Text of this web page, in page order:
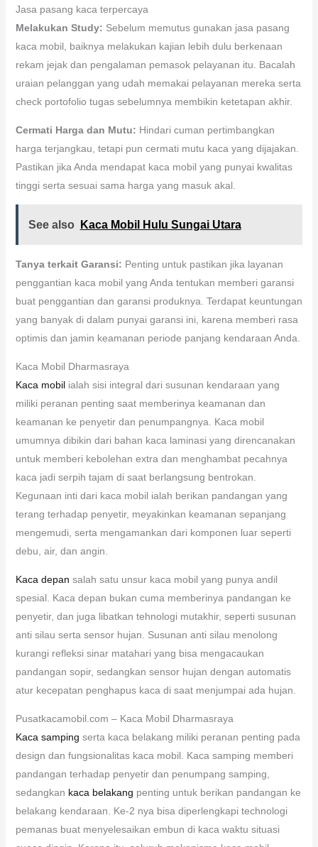
Jasa pasang kaca terpercaya
Melakukan Study: Sebelum memutus gunakan jasa pasang
kaca mobil, baiknya melakukan kajian lebih dulu berkenaan
rekam jejak dan pengalaman pemasok pelayanan itu. Bacalah
uraian pelanggan yang udah memakai pelayanan mereka serta
check portofolio tugas sebelumnya membikin ketetapan akhir.
Cermati Harga dan Mutu: Hindari cuman pertimbangkan
harga terjangkau, tetapi pun cermati mutu kaca yang dijajakan.
Pastikan jika Anda mendapat kaca mobil yang punyai kwalitas
tinggi serta sesuai sama harga yang masuk akal.
See also Kaca Mobil Hulu Sungai Utara
Tanya terkait Garansi: Penting untuk pastikan jika layanan
penggantian kaca mobil yang Anda tentukan memberi garansi
buat penggantian dan garansi produknya. Terdapat keuntungan
yang banyak di dalam punyai garansi ini, karena memberi rasa
optimis dan jamin keamanan periode panjang kendaraan Anda.
Kaca Mobil Dharmasraya
Kaca mobilialah sisi integral dari susunan kendaraan yang
miliki peranan penting saat memberinya keamanan dan
keamanan ke penyetir dan penumpangnya. Kaca mobil
umumnya dibikin dari bahan kaca laminasi yang direncanakan
untuk memberi kebolehan extra dan menghambat pecahnya
kaca jadi serpih tajam di saat berlangsung bentrokan.
Kegunaan inti dari kaca mobil ialah berikan pandangan yang
terang terhadap penyetir, meyakinkan keamanan sepanjang
mengemudi, serta mengamankan dari komponen luar seperti
debu, air, dan angin.
Kaca depan salah satu unsur kaca mobil yang punya andil
spesial. Kaca depan bukan cuma memberinya pandangan ke
penyetir, dan juga libatkan tehnologi mutakhir, seperti susunan
anti silau serta sensor hujan. Susunan anti silau menolong
kurangi refleksi sinar matahari yang bisa mengacaukan
pandangan sopir, sedangkan sensor hujan dengan automatis
atur kecepatan penghapus kaca di saat menjumpai ada hujan.
Pusatkacamobil.com – Kaca Mobil Dharmasraya
Kaca samping serta kaca belakang miliki peranan penting pada
design dan fungsionalitas kaca mobil. Kaca samping memberi
pandangan terhadap penyetir dan penumpang samping,
sedangkan kaca belakang penting untuk berikan pandangan ke
belakang kendaraan. Ke-2 nya bisa diperlengkapi technologi
pemanas buat menyelesaikan embun di kaca waktu situasi